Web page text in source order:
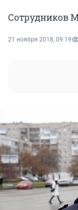
Сотрудников
21 ноября 2018, 09:19